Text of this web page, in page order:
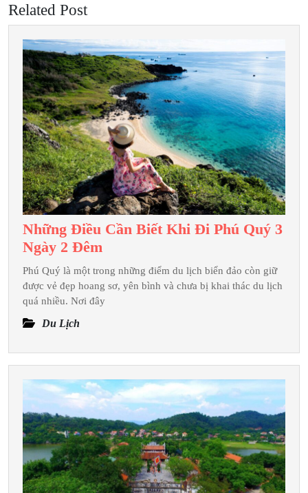
Related Post
Những Điều Cần Biết Khi Đi Phú Quý 3
Ngày 2 Đêm
Điều
Cần
Biết
Phú
Quý
3
Ngày
2
Đêm
Phú Quý là một trong những điểm du lịch biển đảo còn giữ
được vẻ đẹp hoang sơ, yên bình và chưa bị khai thác du lịch
quá nhiều. Nơi đây
Du Lịch